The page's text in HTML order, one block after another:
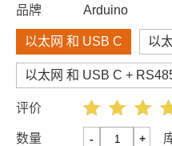
品牌 Arduino
以太网 和 USB C 以
以太网 和 USB C +
评价
数量 - +